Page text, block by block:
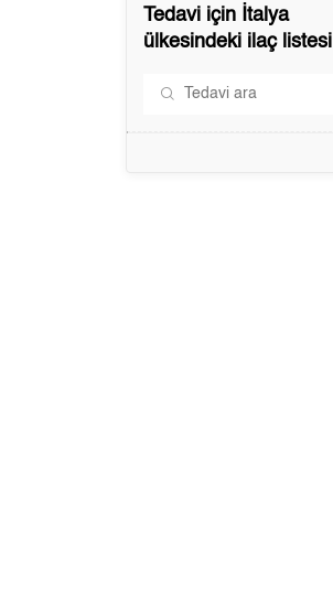
Tedavi için İtalya
ülkesindeki ilaç listesi